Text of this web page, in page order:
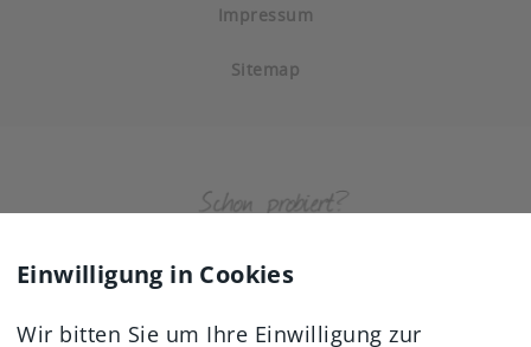
Impressum
Sitemap
Einwilligung in Cookies
Wir bitten Sie um Ihre Einwilligung zur